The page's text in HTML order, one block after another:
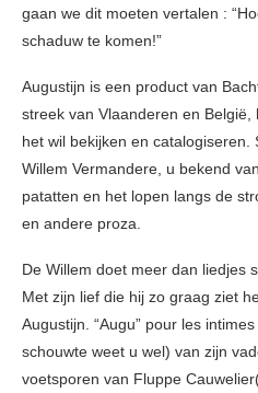
gaan we dit moeten vertalen :
schaduw te komen!”
Augustijn is een product van
streek van Vlaanderen en
het wil bekijken en catalogiseren.
Willem Vermandere, u bekend
patatten en het lopen langs de
en andere proza.
De Willem doet meer dan liedjes
Met zijn lief die hij zo graag ziet
Augustijn. “Augu” pour les
schouwte weet u wel) van zijn
voetsporen van Fluppe